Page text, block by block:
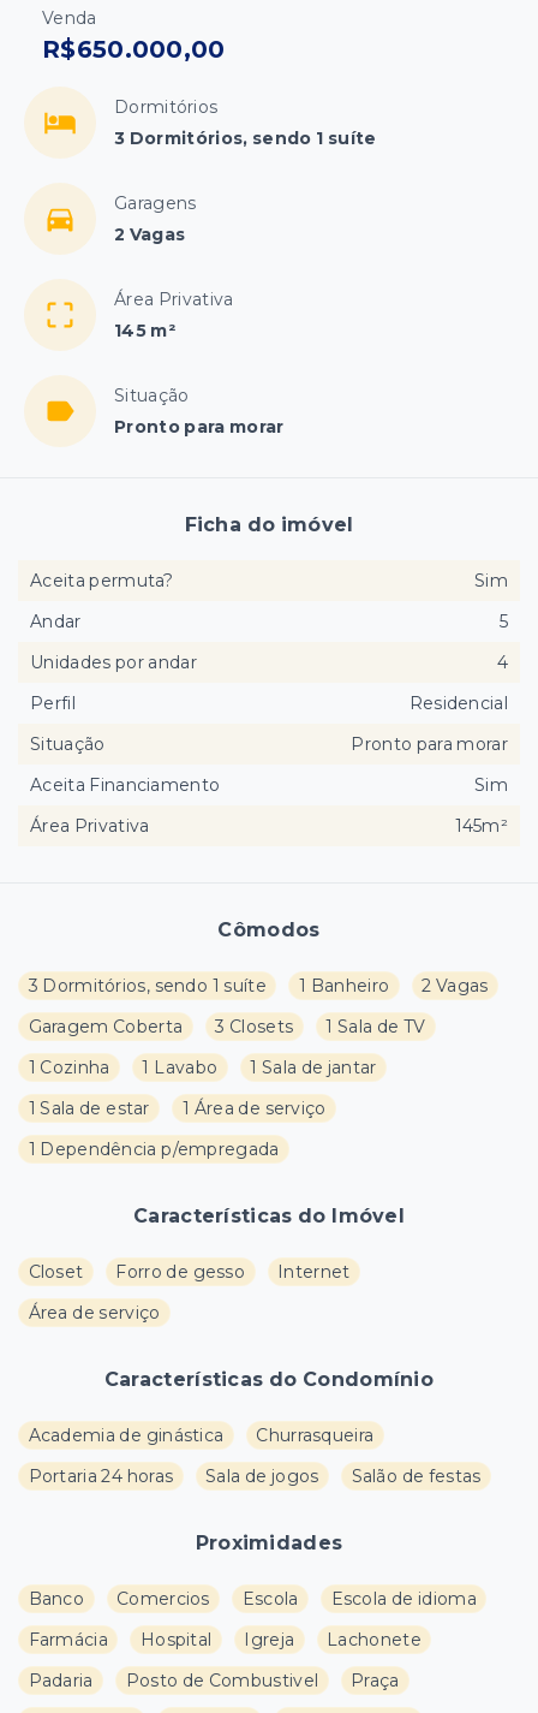
Venda
R$650.000,00
Dormitórios
3 Dormitórios, sendo 1 suíte
Garagens
2 Vagas
Área Privativa
145 m²
Situação
Pronto para morar
Cômodos
3 Dormitórios, sendo 1 suíte 1 Banheiro
2 Vagas
Garagem Coberta
3 Closets
1 Sala de TV
1 Cozinha
1 Lavabo
1 Sala de jantar
1 Sala de estar
1 Área de serviço
1 Dependência p/empregada
Características do Imóvel
Closet Forro de gesso
Internet
Área de serviço
Características do Condomínio
Academia de ginástica
Churrasqueira
Portaria 24 horas
Sala de jogos Salão de festas
Proximidades
Banco Comercios Escola
Escola de idioma
Farmácia
Hospital Igreja
Lachonete
Padaria
Posto de Combustivel
Praça
Ficha do imóvel
Aceita permuta?
Sim
Andar
5
Unidades por andar
4
Perfil
Residencial
Situação
Pronto para morar
Aceita Financiamento
Sim
Área Privativa
145m²